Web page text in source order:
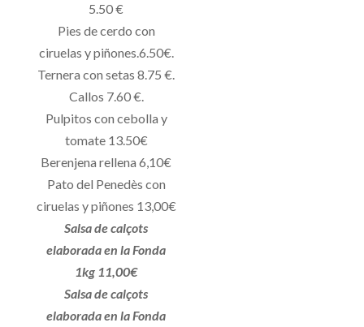
5.50 €
Pies de cerdo con
ciruelas y piñones.6.50€.
Ternera con setas 8.75 €.
Callos 7.60 €.
Pulpitos con cebolla y
tomate 13.50€
Berenjena rellena 6,10€
Pato del Penedès con
ciruelas y piñones 13,00€
Salsa de calçots
elaborada en la Fonda
1kg 11,00€
Salsa de calçots
elaborada en la Fonda